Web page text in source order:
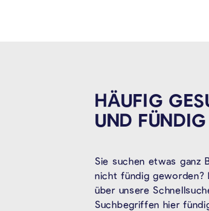
HÄUFIG
UND FÜNDIG
Sie suchen etwas ganz
nicht fündig geworden?
über unsere
Suchbegriffen hier